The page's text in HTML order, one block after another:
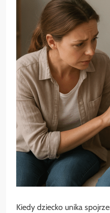
Kiedy dziecko unika